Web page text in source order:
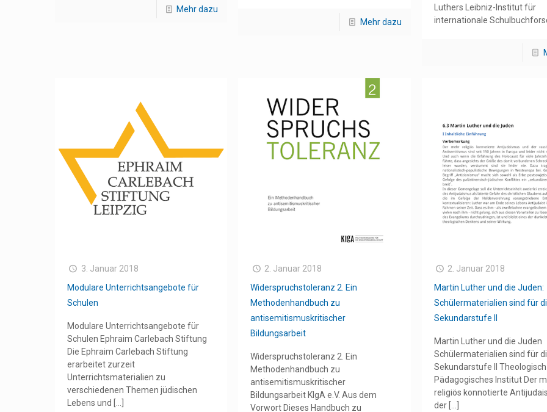
Mehr dazu
Mehr dazu
Luthers Leibniz-Institut für
internationale
3. Januar 2018
Modulare Unterrichtsangebote für
Schulen
Modulare Unterrichtsangebote für
Schulen Ephraim Carlebach Stiftung
Die Ephraim Carlebach Stiftung
erarbeitet zurzeit
Unterrichtsmaterialien zu
verschiedenen Themen jüdischen
Lebens und
2. Januar 2018
Widerspruchstoleranz 2. Ein
Methodenhandbuch zu
antisemitismuskritischer
Bildungsarbeit
Widerspruchstoleranz 2. Ein
Methodenhandbuch zu
antisemitismuskritischer
Bildungsarbeit KIgA e.V. Aus dem
Vorwort Dieses Handbuch zu
2. Januar 2018
Martin Luther und die Juden:
Schülermaterialien sind für
Sekundarstufe II
Martin Luther und die Juden
Schülermaterialien sind für
Sekundarstufe II
Pädagogisches Institut Der
religiös konnotierte
der[…]